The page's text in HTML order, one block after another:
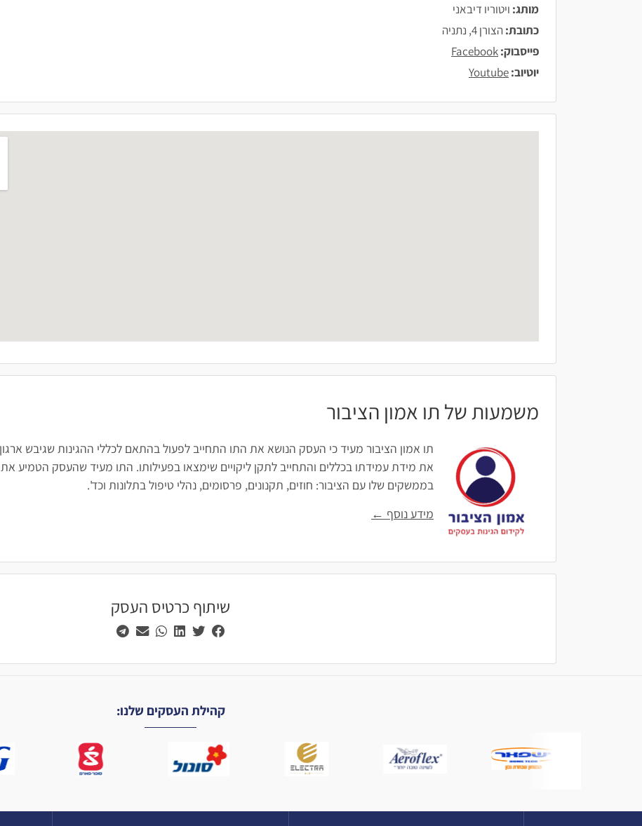
מותג: ויטוריו דיבאני
כתובת:הצורן 4, נתניה
פייסבוק:Facebook
יוטיוב:Youtube
משמעות של תו אמון הציבור
תו אמון הציבור מעיד כי העסק הנושא את התו התחייב לפעול בהתאם לכללי ההגינות שגיבש
את מידת עמידתו בכללים והתחייב לתקן ליקויים שימצאו בפעילותו. התו מעיד שהעסק הטמיע
בממשקים שלו עם הציבור: חוזים, תקנונים, פרסומים, נהלי טיפול בתלונות וכד'.
מידע נוסף ←
שיתוף כרטיס העסק
קהילת העסקים שלנו: